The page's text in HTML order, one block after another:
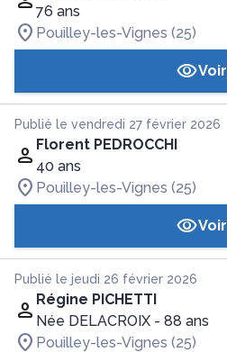
76 ans
Pouilley-les-Vignes (25)
Voir
Publié le vendredi 27 février 2026
Florent PEDROCCHI
40 ans
Pouilley-les-Vignes (25)
Voir
Publié le jeudi 26 février 2026
Régine PICHETTI
Née DELACROIX - 88 ans
Pouilley-les-Vignes (25)